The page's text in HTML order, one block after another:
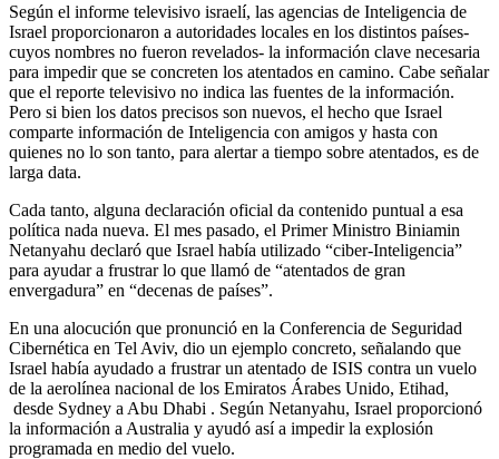
Según el informe televisivo israelí, las agencias de Inteligencia de
Israel proporcionaron a autoridades locales en los distintos países-
cuyos nombres no fueron revelados- la información clave necesaria
para impedir que se concreten los atentados en camino. Cabe señalar
que el reporte televisivo no indica las fuentes de la información.
Pero si bien los datos precisos son nuevos, el hecho que Israel
comparte información de Inteligencia con amigos y hasta con
quienes no lo son tanto, para alertar a tiempo sobre atentados, es de
larga data.
Cada tanto, alguna declaración oficial da contenido puntual a esa
política nada nueva. El mes pasado, el Primer Ministro Biniamin
Netanyahu declaró que Israel había utilizado “ciber-Inteligencia”
para ayudar a frustrar lo que llamó de “atentados de gran
envergadura” en “decenas de países”.
En una alocución que pronunció en la Conferencia de Seguridad
Cibernética en Tel Aviv, dio un ejemplo concreto, señalando que
Israel había ayudado a frustrar un atentado de ISIS contra un vuelo
de la aerolínea nacional de los Emiratos Árabes Unido, Etihad,
desde Sydney a Abu Dhabi . Según Netanyahu, Israel proporcionó
la información a Australia y ayudó así a impedir la explosión
programada en medio del vuelo.